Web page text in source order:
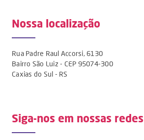
Nossa localização
Rua Padre Raul Accorsi, 6130
Bairro São Luiz - CEP 95074-300
Caxias do Sul - RS
Siga-nos em nossas redes